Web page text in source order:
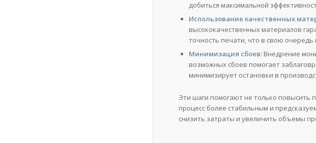
добиться максимальной
Использование качественных
высококачественных материалов
точность печати, что в свою
Минимизация сбоев: Внедрение
возможных сбоев помогает
минимизирует остановки в
Эти шаги помогают не только повысить
процесс более стабильным и
снизить затраты и увеличить объемы